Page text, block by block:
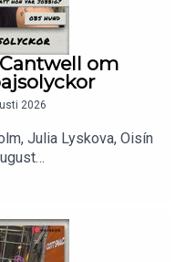
Cantwell om
2026
Julia Lyskova, Oisín
smärtor.Alkohol,
och berakups.Nästan
eskalerar ju fullare
kantarell
gottsnack